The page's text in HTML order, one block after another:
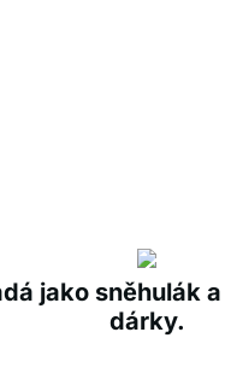
jako sněhulák
dárky.